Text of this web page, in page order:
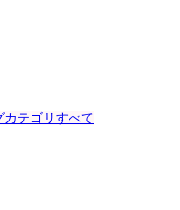
カテゴリすべて